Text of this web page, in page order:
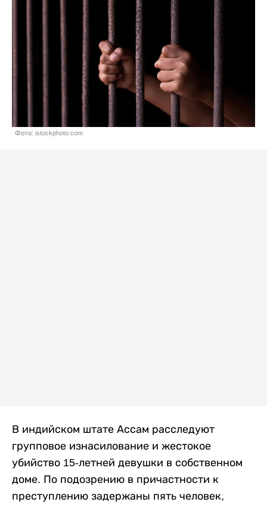
Фото: istockphoto.com
В индийском штате Ассам расследуют
групповое изнасилование и жестокое
убийство 15-летней девушки в собственном
доме. По подозрению в причастности к
преступлению задержаны пять человек,